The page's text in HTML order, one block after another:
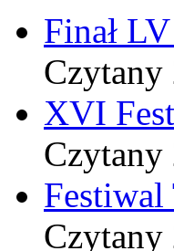
Finał
Czytany
XVI
Czytany
Czytany